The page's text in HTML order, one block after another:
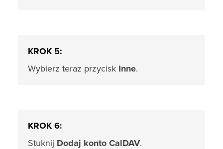
KROK 5:
Wybierz teraz przycisk Inne.
KROK 6:
Stuknij Dodaj konto CalDAV.